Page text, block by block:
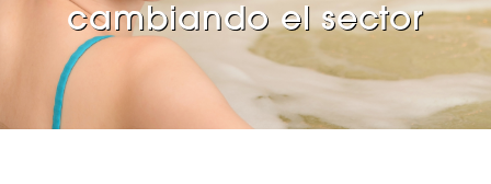
cambiando el sector